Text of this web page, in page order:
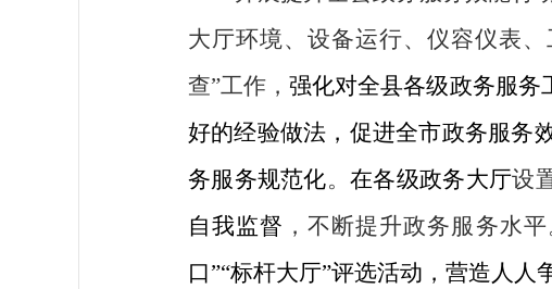
大厅环境、设备运行、仪容仪表
查”工作，强化对全县各级政务服务
好的经验做法，促进全市政务服务
务服务规范化。在各级政务大厅设
自我监督 ，不断提升政务服务水平
口”“标杆大厅”评选活动， 营造人人